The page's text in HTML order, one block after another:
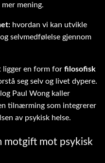
mening.
hvordan vi kan utvikle
selvmedfølelse gjennom
ligger en form for filosofisk
seg selv og livet dypere.
Paul Wong kaller
tilnærming som integrerer
av psykisk helse.
motgift mot psykisk